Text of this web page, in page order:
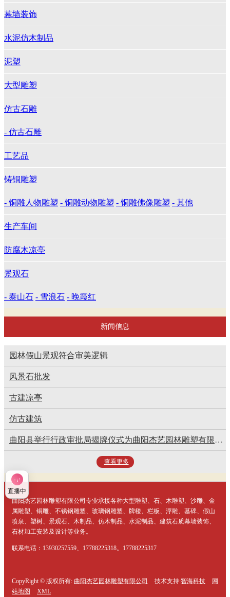
幕墙装饰
水泥仿木制品
泥塑
大型雕塑
仿古石雕
- 仿古石雕
工艺品
铸铜雕塑
- 铜雕人物雕塑 - 铜雕动物雕塑 - 铜雕佛像雕塑 - 其他
生产车间
防腐木凉亭
景观石
- 泰山石 - 雪浪石 - 晚霞红
新闻信息
园林假山景观符合审美逻辑
风景石批发
古建凉亭
仿古建筑
曲阳县举行行政审批局揭牌仪式为曲阳杰艺园林雕塑有限公司颁发营业执照
查看更多
曲阳杰艺园林雕塑有限公司专业承接各种大型雕塑、石、木雕塑、沙雕、金
属雕塑、铜雕、不锈钢雕塑、玻璃钢雕塑、牌楼、栏板、浮雕、墓碑、假山
喷泉、塑树、景观石、木制品、仿木制品、水泥制品、建筑石质幕墙装饰、
石材加工安装及设计等业务。
联系电话：13930257559、17788225318。17788225317
CopyRight © 版权所有: 曲阳杰艺园林雕塑有限公司 技术支持:智海科技
网
站地图
XML
直播中